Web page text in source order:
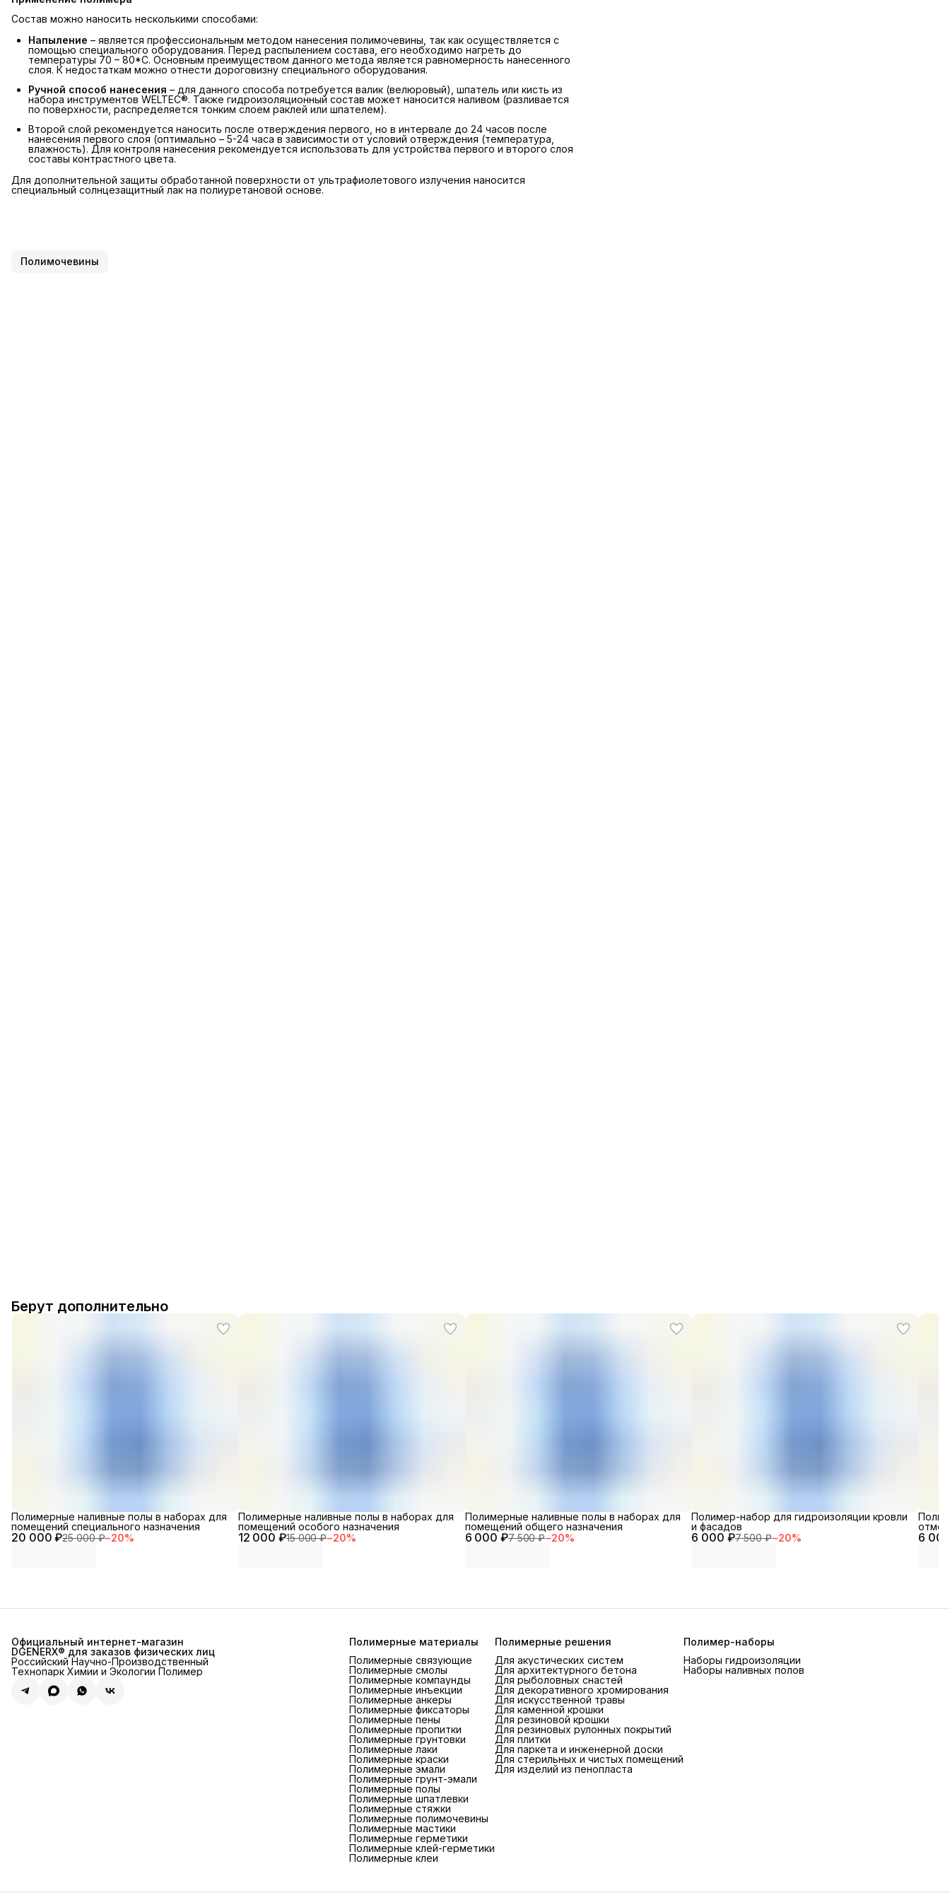
Для дополнительной защиты обработанной поверхности от
ультрафиолетового излучения наносится специальный
солнцезащитный лак на полиуретановой основе.
Состав можно наносить несколькими способами:
Напыление – является профессиональным методом нанесения полимочевины, так как осуществляется с
помощью специального оборудования. Перед распылением состава, его необходимо нагреть до
температуры 70 – 80*С. Основным преимуществом данного метода является равномерность нанесенного
слоя. К недостаткам можно отнести дороговизну специального оборудования.
Ручной способ нанесения – для данного способа потребуется валик (велюровый), шпатель или кисть из
набора инструментов WELTEC®. Также гидроизоляционный состав может наносится наливом (разливается
по поверхности, распределяется тонким слоем раклей или шпателем).
Второй слой рекомендуется наносить после отверждения первого, но в интервале до 24 часов после
нанесения первого слоя (оптимально – 5-24 часа в зависимости от условий отверждения (температура,
влажность). Для контроля нанесения рекомендуется использовать для устройства первого и второго слоя
составы контрастного цвета.
Для дополнительной защиты обработанной поверхности от ультрафиолетового излучения наносится
специальный солнцезащитный лак на полиуретановой основе.
Полимочевины
Берут дополнительно
20 000 ₽25 000 ₽−20%
Полимерные наливные полы в наборах для
помещений специального назначения
12 000 ₽15 000 ₽−20%
Полимерные наливные полы в наборах для
помещений особого назначения
6 000 ₽7 500 ₽−20%
Полимерные наливные полы в наборах для
помещений общего назначения
6 000 ₽7 500 ₽−20%
Полимер-набор для гидроизоляции кровли
и фасадов
6
Официальный интернет-магазин
DGENERX® для заказов физических лиц
Российский Научно-Производственный
Технопарк Химии и Экологии Полимер
Полимерные материалы
Полимерные связующие
Полимерные смолы
Полимерные компаунды
Полимерные инъекции
Полимерные анкеры
Полимерные фиксаторы
Полимерные пены
Полимерные пропитки
Полимерные грунтовки
Полимерные лаки
Полимерные краски
Полимерные эмали
Полимерные грунт-эмали
Полимерные полы
Полимерные шпатлевки
Полимерные стяжки
Полимерные полимочевины
Полимерные мастики
Полимерные герметики
Полимерные клей-герметики
Полимерные клеи
Полимерные решения
Для акустических систем
Для архитектурного бетона
Для рыболовных снастей
Для декоративного хромирования
Для искусственной травы
Для каменной крошки
Для резиновой крошки
Для резиновых рулонных покрытий
Для плитки
Для паркета и инженерной доски
Для стерильных и чистых помещений
Для изделий из пенопласта
Полимер-наборы
Наборы гидроизоляции
Наборы наливных полов